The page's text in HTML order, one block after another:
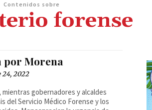
Contenidos sobre
forense
por Morena
24, 2022
gobernadores y alcaldes
del Servicio Médico Forense y los